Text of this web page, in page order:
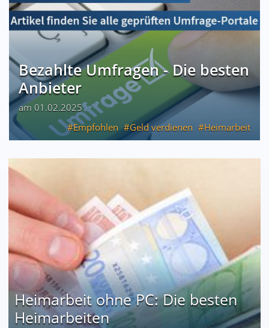
Bezahlte Umfragen - Die besten
Anbieter
am 01.02.2025
Empfohlen
Geld verdienen Heimarbeit
Heimarbeit ohne PC: Die besten
Heimarbeiten